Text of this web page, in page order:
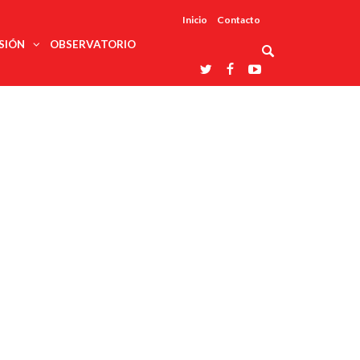
Inicio Contacto
OBSERVATORIO